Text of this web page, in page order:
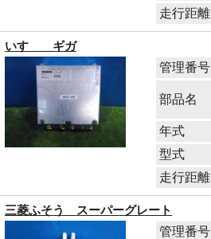
走行距離
いすゞ ギガ
管理番号
部品名
年式
型式
走行距離
三菱ふそう スーパーグレート
管理番号